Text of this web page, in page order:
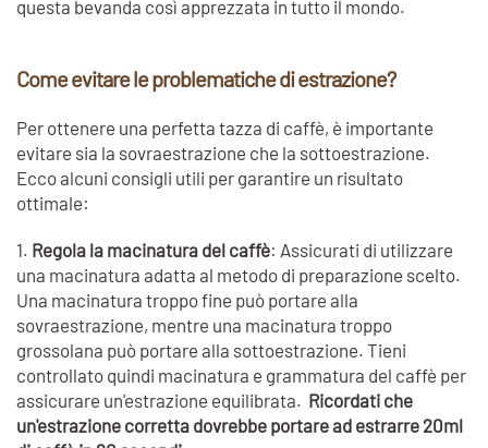
questa bevanda così apprezzata in tutto il mondo.
Come evitare le problematiche di estrazione?
Per ottenere una perfetta tazza di caffè, è importante
evitare sia la sovraestrazione che la sottoestrazione.
Ecco alcuni consigli utili per garantire un risultato
ottimale:
1. Regola la macinatura del caffè: Assicurati di utilizzare
una macinatura adatta al metodo di preparazione scelto.
Una macinatura troppo fine può portare alla
sovraestrazione, mentre una macinatura troppo
grossolana può portare alla sottoestrazione. Tieni
controllato quindi macinatura e grammatura del caffè per
assicurare un'estrazione equilibrata. Ricordati che
un'estrazione corretta dovrebbe portare ad estrarre 20ml